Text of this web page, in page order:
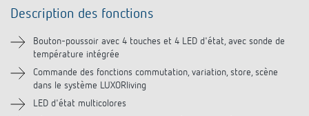
Informations techniques
Téléchargements
Description des fonctions
Bouton-poussoir avec 4 touches et 4 LED d'état, avec sonde de
température intégrée
Commande des fonctions commutation, variation, store, scène
dans le système LUXORliving
LED d'état multicolores